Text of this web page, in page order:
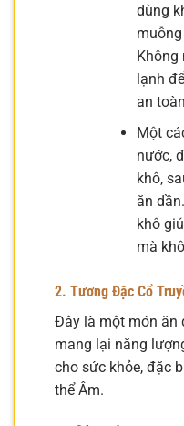
dùng
Không
lạnh
an
Một
nước,
khô,
ăn
khô
mà
2. Tương Đặc Cổ
Đây là một món ăn
mang lại năng
cho sức khỏe, đặc
thể Âm.